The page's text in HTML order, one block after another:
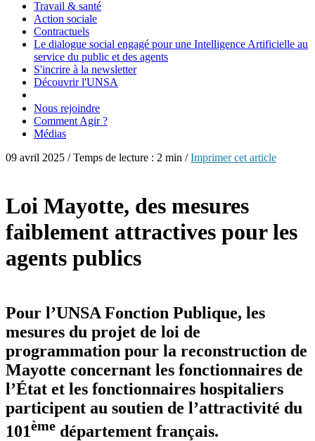
Travail & santé
Action sociale
Contractuels
Le dialogue social engagé pour une Intelligence Artificielle au
service du public et des agents
S'incrire à la newsletter
Découvrir l'UNSA
Nous rejoindre
Comment Agir ?
Médias
09 avril 2025 / Temps de lecture : 2 min /Imprimer cet article
Loi Mayotte, des mesures
faiblement attractives pour les
agents publics
Pour l’UNSA Fonction Publique, les
mesures du projet de loi de
programmation pour la reconstruction de
Mayotte concernant les fonctionnaires de
l’État et les fonctionnaires hospitaliers
participent au soutien de l’attractivité du
101ème département français.